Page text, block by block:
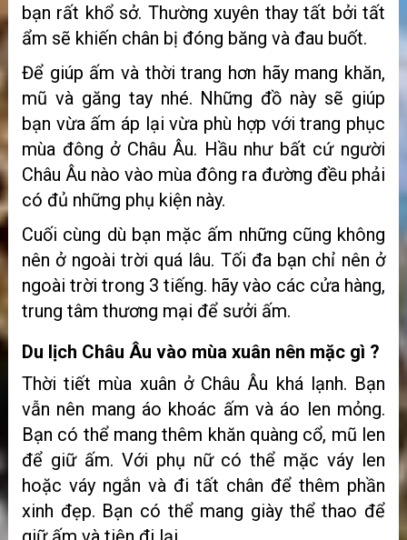
bạn rất khổ sở. Thường xuyên thay tất bởi tất
ẩm sẽ khiến chân bị đóng băng và đau buốt.
Để giúp ấm và thời trang hơn hãy mang khăn,
mũ và găng tay nhé. Những đồ này sẽ giúp
bạn vừa ấm áp lại vừa phù hợp với trang phục
mùa đông ở Châu Âu. Hầu như bất cứ người
Châu Âu nào vào mùa đông ra đường đều phải
có đủ những phụ kiện này.
Cuối cùng dù bạn mặc ấm những cũng không
nên ở ngoài trời quá lâu. Tối đa bạn chỉ nên ở
ngoài trời trong 3 tiếng. hãy vào các cửa hàng,
trung tâm thương mại để sưởi ấm.
Du lịch Châu Âu vào mùa xuân nên mặc gì ?
Thời tiết mùa xuân ở Châu Âu khá lạnh. Bạn
vẫn nên mang áo khoác ấm và áo len mỏng.
Bạn có thể mang thêm khăn quàng cổ, mũ len
để giữ ấm. Với phụ nữ có thể mặc váy len
hoặc váy ngắn và đi tất chân để thêm phần
xinh đẹp. Bạn có thể mang giày thể thao để